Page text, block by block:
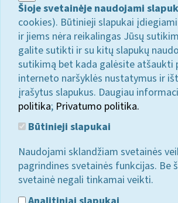
Šioje svetainėje naudojami
cookies). Būtinieji slapukai
ir jiems nėra reikalingas Jūsų
galite sutikti ir su kitų slapukų
sutikimą bet kada galėsite atšaukti
interneto naršyklės nustatymus ir
įrašytus slapukus. Daugiau
politika; Privatumo politika.
Būtinieji slapukai
Naudojami sklandžiam svetainės
pagrindines svetainės funkcijas. Be
svetainė negali tinkamai veikti.